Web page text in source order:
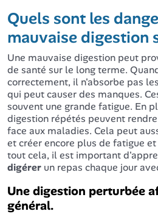
Quels sont les
mauvaise digestion
Une mauvaise digestion peut
de santé sur le long terme.
correctement, il n'absorbe pas
qui peut causer des manques.
souvent une grande fatigue. En
digestion répétés peuvent
face aux maladies. Cela peut
et créer encore plus de fatigue
tout cela, il est important
digérer un repas chaque jour
Une digestion perturbée
général.